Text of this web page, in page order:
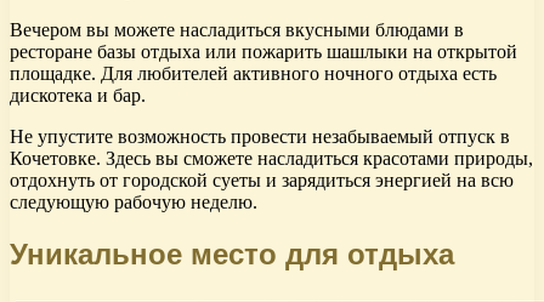
Вечером вы можете насладиться вкусными блюдами в
ресторане базы отдыха или пожарить шашлыки на открытой
площадке. Для любителей активного ночного отдыха есть
дискотека и бар.
Не упустите возможность провести незабываемый отпуск в
Кочетовке. Здесь вы сможете насладиться красотами природы,
отдохнуть от городской суеты и зарядиться энергией на всю
следующую рабочую неделю.
Уникальное место для отдыха